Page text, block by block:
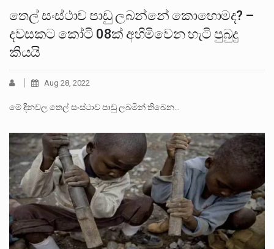
තෙල් සංස්ථාව පාඩු ලබන්නේ කොහොමද? –
දවසකට කෝටි 08ක් අහිමිවෙන හැටි පුබුදු
කියයි
Aug 28, 2022
මේ දිනවල තෙල් සංස්ථාව පාඩු ලබමින් තිබෙන…